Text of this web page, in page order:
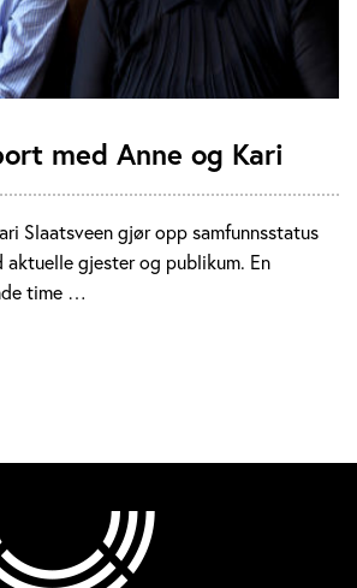
med Anne og Kari
Slaatsveen gjør opp samfunnsstatus
gjester og publikum. En
time …